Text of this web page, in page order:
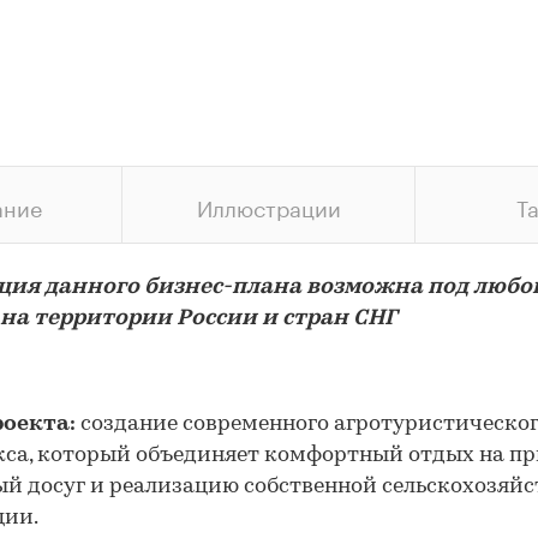
Иллюстрации
данного бизнес-плана возможна под
территории России и стран СНГ
создание современного
который объединяет комфортный отдых на
досуг и реализацию собственной